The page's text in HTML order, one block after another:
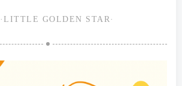
·LITTLE GOLDEN STAR·